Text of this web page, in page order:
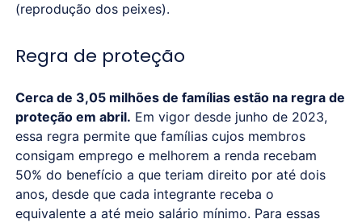
(reprodução dos peixes).
Regra de proteção
Cerca de 3,05 milhões de famílias estão na regra de
proteção em abril. Em vigor desde junho de 2023,
essa regra permite que famílias cujos membros
consigam emprego e melhorem a renda recebam
50% do benefício a que teriam direito por até dois
anos, desde que cada integrante receba o
equivalente a até meio salário mínimo. Para essas